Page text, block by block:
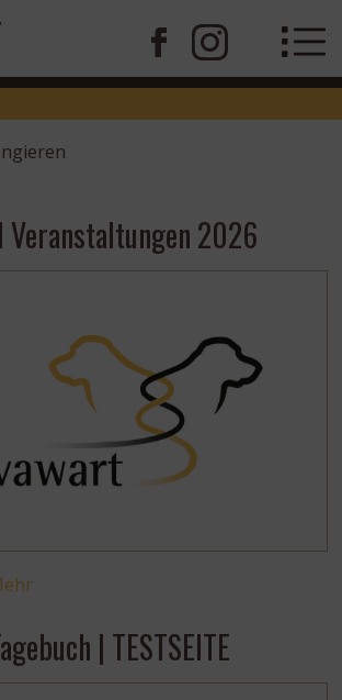
Veranstaltungen 2026
| TESTSEITE